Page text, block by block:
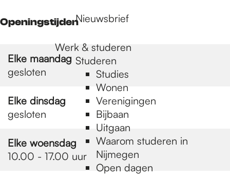
Nieuwsbrief
Werk & studeren
Studeren
Studies
Wonen
Verenigingen
Bijbaan
Uitgaan
Waarom studeren in
Nijmegen
Open dagen
Openingstijden
Elke maandag
gesloten
Elke dinsdag
gesloten
Elke woensdag
10.00 - 17.00 uur